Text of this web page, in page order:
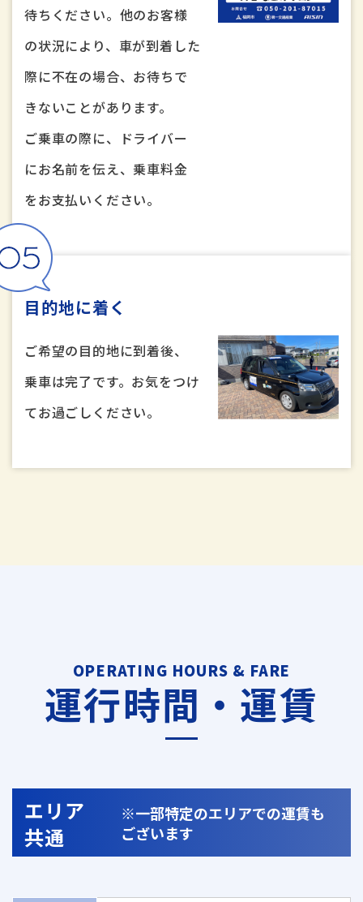
待ちください。他のお客様
の状況により、車が到着した
際に不在の場合、お待ちで
きないことがあります。
ご乗車の際に、ドライバー
にお名前を伝え、乗車料金
をお支払いください。
目的地に着く
ご希望の目的地に到着後、
乗車は完了です。お気をつけ
てお過ごしください。
OPERATING HOURS & FARE
運行時間・運賃
エリア
共通
※一部特定のエリアでの運賃も
ございます